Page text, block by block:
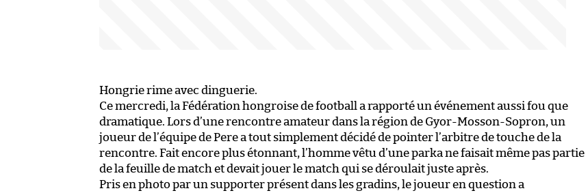
Hongrie rime avec dinguerie.
Ce mercredi, la Fédération hongroise de football a rapporté un événement aussi fou que
dramatique. Lors d’une rencontre amateur dans la région de Gyor-Mosson-Sopron, un
joueur de l’équipe de Pere a tout simplement décidé de pointer l’arbitre de touche de la
rencontre. Fait encore plus étonnant, l’homme vêtu d’une parka ne faisait même pas partie
de la feuille de match et devait jouer le match qui se déroulait juste après.
Pris en photo par un supporter présent dans les gradins, le joueur en question a